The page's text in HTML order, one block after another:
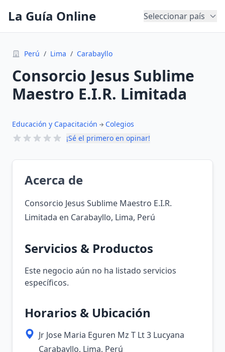
La Guía Online Seleccionar país
Perú / Lima / Carabayllo
Consorcio Jesus Sublime
Maestro E.I.R. Limitada
Educación y Capacitación
Colegios
¡Sé el primero en opinar!
Acerca de
Consorcio Jesus Sublime Maestro E.I.R.
Limitada en Carabayllo, Lima, Perú
Servicios & Productos
Este negocio aún no ha listado servicios
específicos.
Horarios & Ubicación
Jr Jose Maria Eguren Mz T Lt 3 Lucyana
Carabayllo, Lima, Perú